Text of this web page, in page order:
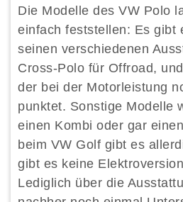
Die Modelle des VW Polo
einfach feststellen: Es gibt
seinen verschiedenen
Cross-Polo für Offroad,
der bei der Motorleistung
punktet. Sonstige Modelle
einen Kombi oder gar
beim VW Golf gibt es
gibt es keine
Lediglich über die